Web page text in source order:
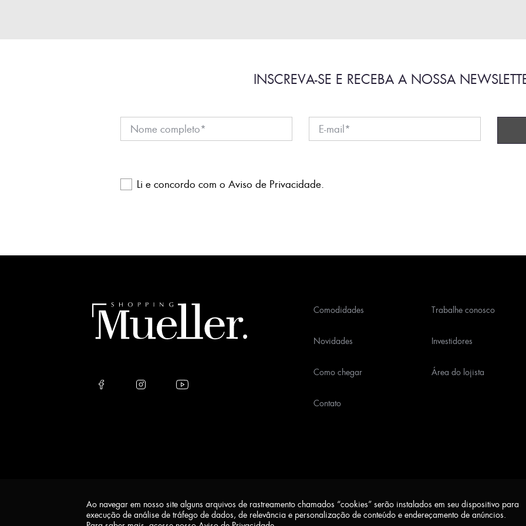
INSCREVA-SE E RECEBA A NOSSA
Li e concordo com o Aviso de Privacidade.
empty.
Comodidades
Novidades
Como chegar
Contato
Trabalhe conosco
Investidores
Área do lojista
Aviso de Privacidade
Ao navegar em nosso site alguns arquivos de rastreamento chamados “cookies” serão instalados em seu dispositivo para
execução de análise de tráfego de dados, de relevância e personalização de conteúdo e endereçamento de anúncios.